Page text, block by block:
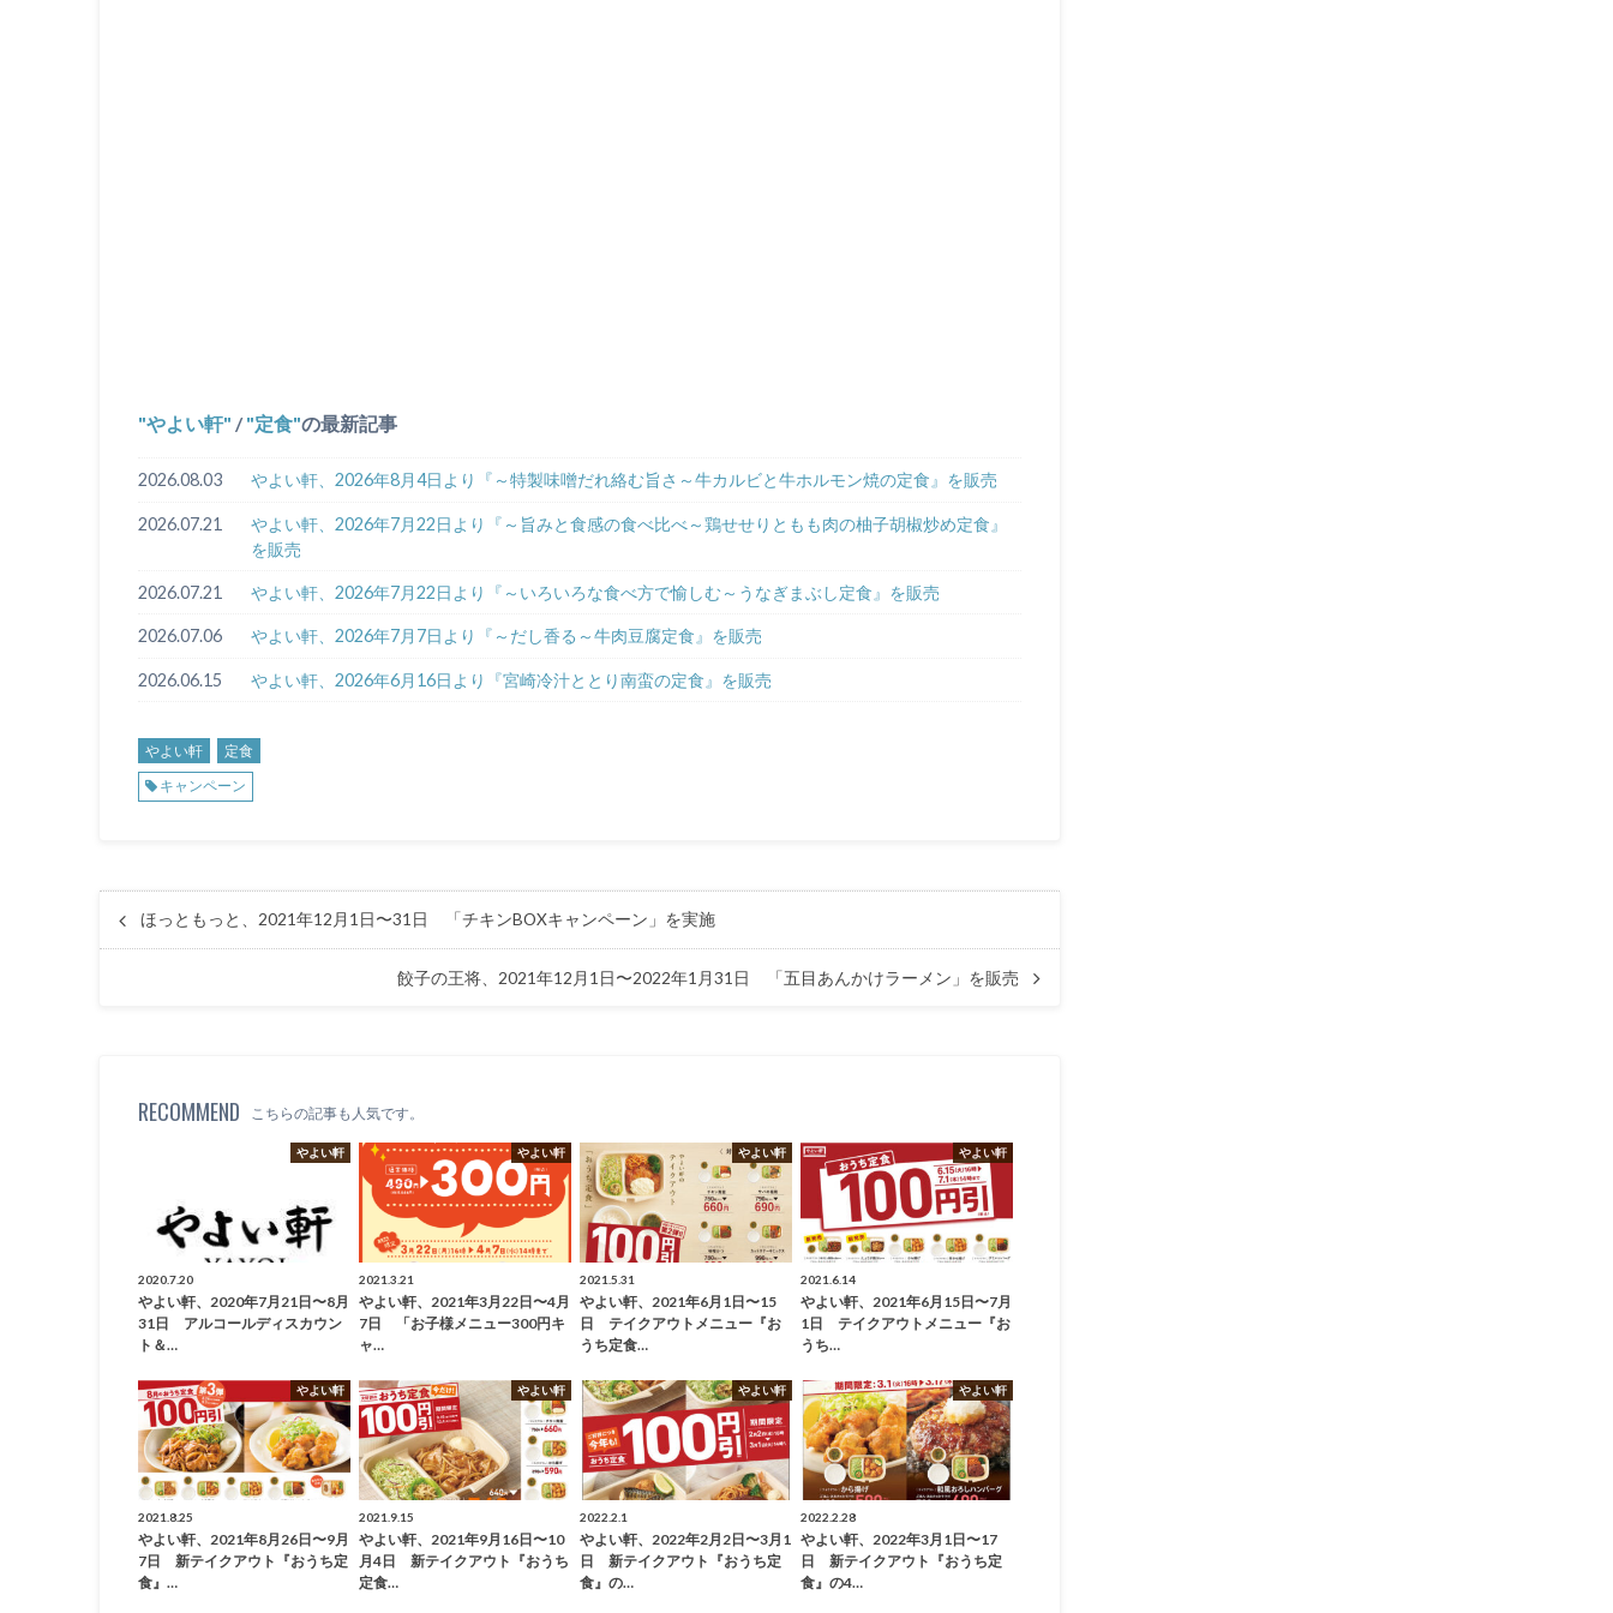
やよい軒 / 定食 の最新記事
2026.08.03 やよい軒、2026年8月4日より『～特製味噌だれ絡む旨さ～牛カルビと牛ホルモン焼の定食』を販売
2026.07.21
やよい軒、2026年7月22日より『～旨みと食感の食べ比べ～鶏せせりともも肉の柚子胡椒炒め定食』
を販売
2026.07.21 やよい軒、2026年7月22日より『～いろいろな食べ方で愉しむ～うなぎまぶし定食』を販売
2026.07.06 やよい軒、2026年7月7日より『～だし香る～牛肉豆腐定食』を販売
2026.06.15 やよい軒、2026年6月16日より『宮崎冷汁ととり南蛮の定食』を販売
やよい軒
定食
キャンペーン
ほっともっと、2021年12月1日〜31日 「チキンBOXキャンペーン」を実施
餃子の王将、2021年12月1日〜2022年1月31日 「五目あんかけラーメン」を販売
RECOMMEND こちらの記事も人気です。
やよい軒
2020.7.20
やよい軒、2020年7月21日〜8月
31日 アルコールディスカウン
ト＆…
やよい軒
2021.3.21
やよい軒、2021年3月22日〜4月
7日 「お子様メニュー300円キ
ャ…
やよい軒
2021.5.31
やよい軒、2021年6月1日〜15
日 テイクアウトメニュー『お
うち定食…
やよい軒
2021.6.14
やよい軒、2021年6月15日〜7月
1日 テイクアウトメニュー『お
うち…
やよい軒
2021.8.25
やよい軒、2021年8月26日〜9月
7日 新テイクアウト『おうち定
食』…
やよい軒
2021.9.15
やよい軒、2021年9月16日〜10
月4日 新テイクアウト『おうち
定食…
やよい軒
2022.2.1
やよい軒、2022年2月2日〜3月1
日 新テイクアウト『おうち定
食』の…
やよい軒
2022.2.28
やよい軒、2022年3月1日〜17
日 新テイクアウト『おうち定
食』の4…